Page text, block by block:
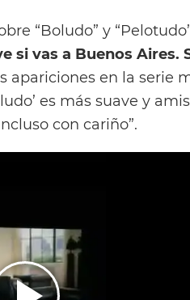
“Boludo” y
si vas a Buenos Aires.
apariciones en la serie
es más suave y
con cariño”.